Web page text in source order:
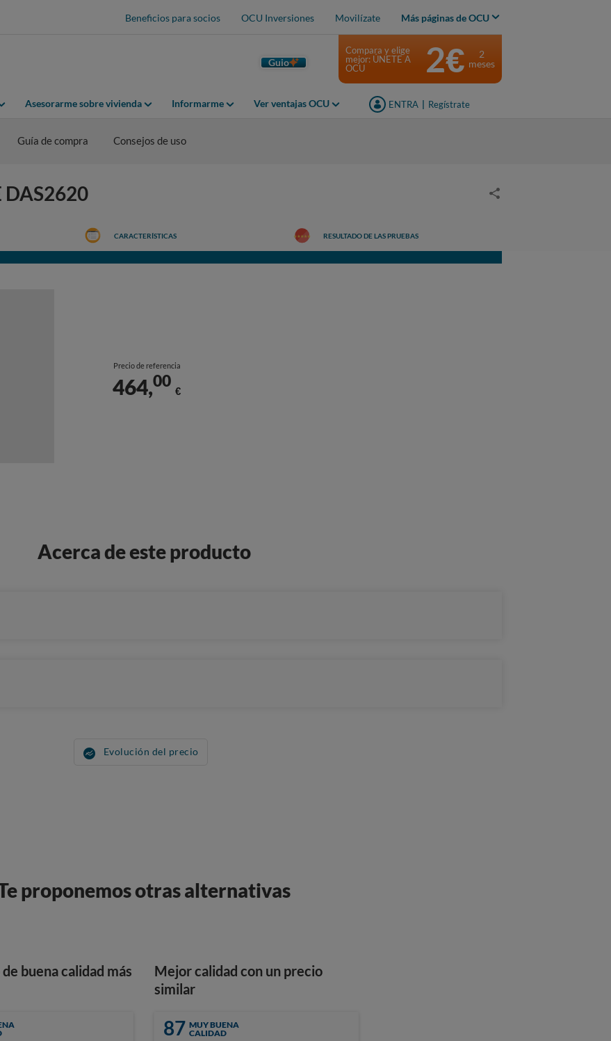
Beneficios para socios OCU Inversiones Movilízate Más páginas de OCU
Guio
Asesorarme sobre vivienda Informarme Ver ventajas OCU ENTRA Regístrate
Compara y elige
mejor: ÚNETE A
OCU
2€
2
meses
Guía de compra Consejos de uso
DAS2620
CARACTERÍSTICAS RESULTADO DE LAS PRUEBAS
Precio de referencia
464,00
€
Acerca de este producto
Evolución del precio
proponemos otras alternativas
buena calidad más
Mejor calidad con un precio
similar
87 MUY BUENA
CALIDAD